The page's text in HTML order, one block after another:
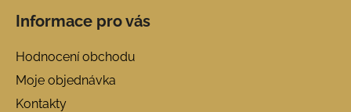
Informace pro vás
Hodnocení obchodu
Moje objednávka
Kontakty